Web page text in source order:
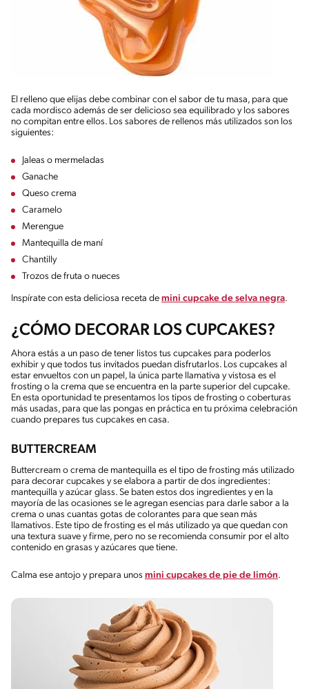
El relleno que elijas debe combinar con el sabor de tu masa, para que
cada mordisco además de ser delicioso sea equilibrado y los sabores
no compitan entre ellos. Los sabores de rellenos más utilizados son los
siguientes:
Jaleas o mermeladas
Ganache
Queso crema
Caramelo
Merengue
Mantequilla de maní
Chantilly
Trozos de fruta o nueces
Inspírate con esta deliciosa receta de mini cupcake de selva negra.
¿CÓMO DECORAR LOS CUPCAKES?
Ahora estás a un paso de tener listos tus cupcakes para poderlos
exhibir y que todos tus invitados puedan disfrutarlos. Los cupcakes al
estar envueltos con un papel, la única parte llamativa y vistosa es el
frosting o la crema que se encuentra en la parte superior del cupcake.
En esta oportunidad te presentamos los tipos de frosting o coberturas
más usadas, para que las pongas en práctica en tu próxima celebración
cuando prepares tus cupcakes en casa.
BUTTERCREAM
Buttercream o crema de mantequilla es el tipo de frosting más utilizado
para decorar cupcakes y se elabora a partir de dos ingredientes:
mantequilla y azúcar glass. Se baten estos dos ingredientes y en la
mayoría de las ocasiones se le agregan esencias para darle sabor a la
crema o unas cuantas gotas de colorantes para que sean más
llamativos. Este tipo de frosting es el más utilizado ya que quedan con
una textura suave y firme, pero no se recomienda consumir por el alto
contenido en grasas y azúcares que tiene.
Calma ese antojo y prepara unos mini cupcakes de pie de limón.